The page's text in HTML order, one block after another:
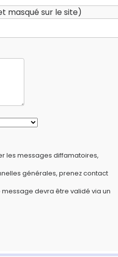
masqué sur le site)
les messages diffamatoires,
générales, prenez contact
devra être validé via un